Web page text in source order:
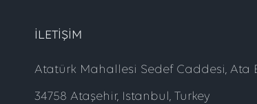
ILETIŞIM
Atatürk Mahallesi Sedef Caddesi, Ata
34758 Ataşehir, Istanbul, Turkey